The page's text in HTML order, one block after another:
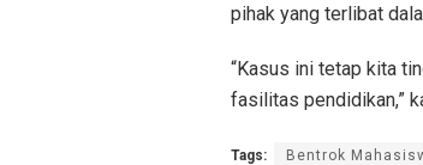
pihak yang terlibat
“Kasus ini tetap kita
fasilitas pendidikan,”
Tags: Bentrok